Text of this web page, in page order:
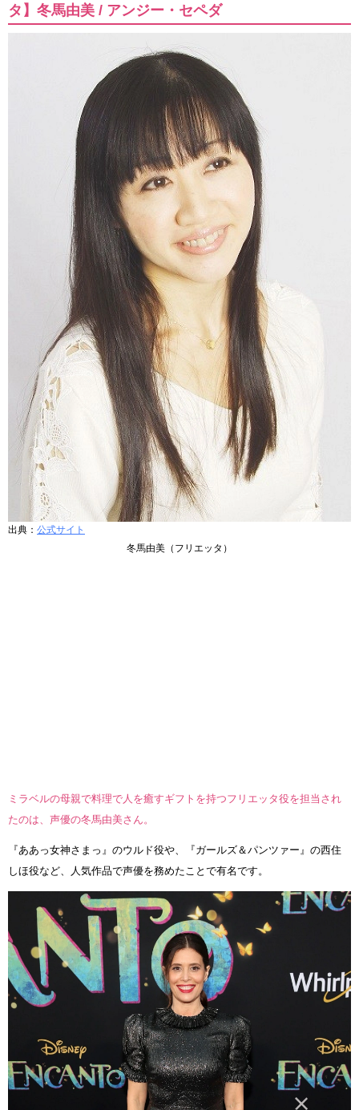
タ】冬馬由美 / アンジー・セペダ
出典： 公式サイト
冬馬由美（フリエッタ）
ミラベルの母親で料理で人を癒すギフトを持つフリエッタ役を担当され
たのは、声優の冬馬由美さん。
『ああっ女神さまっ』のウルド役や、『ガールズ＆パンツァー』の西住
しほ役など、人気作品で声優を務めたことで有名です。